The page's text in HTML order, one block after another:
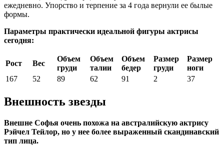
ежедневно. Упорство и терпение за 4 года вернули ее былые
формы.
Параметры практически идеальной фигуры актрисы
сегодня:
Рост Вес
Объем
груди
Объем
талии
Объем
бедер
Размер
груди
Размер
ноги
167
52 89 62 91 2 37
Внешность звезды
Внешне Софья очень похожа на австралийскую актрису
Рэйчел Тейлор, но у нее более выраженный скандинавский
тип лица.